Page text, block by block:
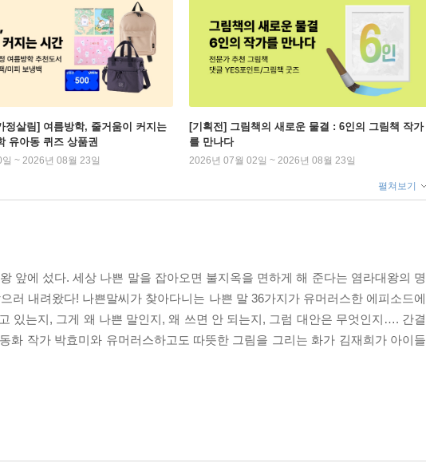
정살림] 여름방학, 줄거움이 커지는
유아동 퀴즈 상품권
~ 2026년 08월 23일
[기획전] 그림책의 새로운 물결 : 6인의 그림책 작가
를 만나다
2026년 07월 02일 ~ 2026년 08월 23일
펼쳐보기
앞에 섰다. 세상 나쁜 말을 잡아오면 불지옥을 면하게 해 준다는 염라대왕의 명
러 내려왔다! 나쁜말씨가 찾아다니는 나쁜 말 36가지가 유머러스한 에피소드에
있는지, 그게 왜 나쁜 말인지, 왜 쓰면 안 되는지, 그럼 대안은 무엇인지…. 간결
화 작가 박효미와 유머러스하고도 따뜻한 그림을 그리는 화가 김재희가 아이들